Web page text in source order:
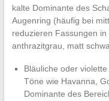
kalte Dominante des
Augenring (häufig bei
reduzieren Fassungen
anthrazitgrau, matt
Bläuliche oder
Töne wie Havanna,
Dominante des